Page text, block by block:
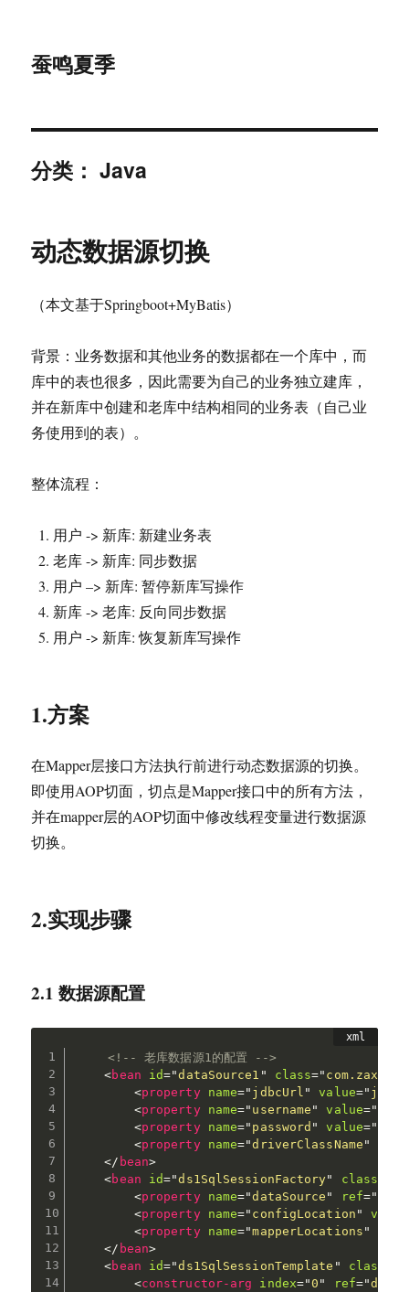
蚕鸣夏季
分类：Java
动态数据源切换
（本文基于Springboot+MyBatis）
背景：业务数据和其他业务的数据都在一个库中，而
库中的表也很多，因此需要为自己的业务独立建库，
并在新库中创建和老库中结构相同的业务表（自己业
务使用到的表）。
整体流程：
用户 -> 新库: 新建业务表
老库 -> 新库: 同步数据
用户 –> 新库: 暂停新库写操作
新库 -> 老库: 反向同步数据
用户 -> 新库: 恢复新库写操作
1.方案
在Mapper层接口方法执行前进行动态数据源的切换。
即使用AOP切面，切点是Mapper接口中的所有方法，
并在mapper层的AOP切面中修改线程变量进行数据源
切换。
2.实现步骤
2.1 数据源配置
<!-- 老库数据源1的配置 -->
<bean id="dataSource1 " class="
<property name=" jdbcUrl " value="
<property name=" username " value="
<property name=" password " value="
<property name="driverClassName "
</ bean>
<bean id="ds1SqlSessionFactory" class
<property name="dataSource " ref="
<property name=" configLocation " value
<property name="mapperLocations "
</ bean>
<bean id="ds1SqlSessionTemplate " class
<constructor-arg index="0 " ref="